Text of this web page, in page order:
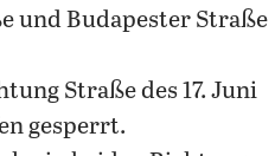
und Budapester Straße
Straße des 17. Juni
gesperrt.